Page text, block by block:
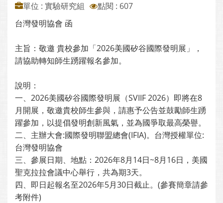
單位 : 實驗研究組
點閱 : 607
台灣發明協會 函
主旨：敬邀 貴校參加「2026美國矽谷國際發明展」，
請協助轉知師生踴躍報名參加。
說明：
一、2026美國矽谷國際發明展（SVIIF 2026）即將在8
月開展，敬邀貴校師生參與，請惠予公告並鼓勵師生踴
躍參加，以提倡發明創新風氣，並為國爭取最高榮譽。
二、主辦大會:國際發明聯盟總會(IFIA)。台灣授權單位:
台灣發明協會
三、參展日期、地點：2026年8月14日~8月16日，美國
聖克拉拉會議中心舉行，共為期3天。
四、即日起報名至2026年5月30日截止。(參賽簡章請參
考附件)